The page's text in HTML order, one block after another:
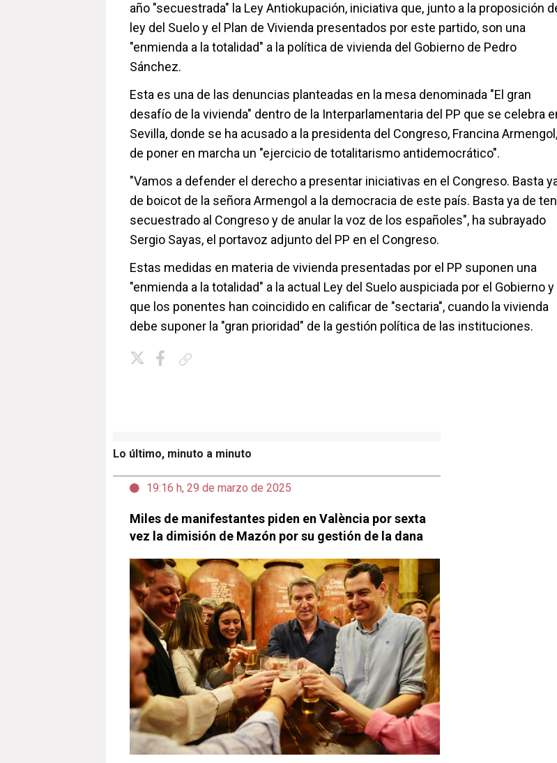
año "secuestrada" la Ley Antiokupación, iniciativa que, junto a la proposición
ley del Suelo y el Plan de Vivienda presentados por este partido, son una
"enmienda a la totalidad" a la política de vivienda del Gobierno de Pedro
Sánchez.
Esta es una de las denuncias planteadas en la mesa denominada "El gran
desafío de la vivienda" dentro de la Interparlamentaria del PP que se celebra
Sevilla, donde se ha acusado a la presidenta del Congreso, Francina Armengol,
de poner en marcha un "ejercicio de totalitarismo antidemocrático".
"Vamos a defender el derecho a presentar iniciativas en el Congreso. Basta
de boicot de la señora Armengol a la democracia de este país. Basta ya de
secuestrado al Congreso y de anular la voz de los españoles", ha subrayado
Sergio Sayas, el portavoz adjunto del PP en el Congreso.
Estas medidas en materia de vivienda presentadas por el PP suponen una
"enmienda a la totalidad" a la actual Ley del Suelo auspiciada por el Gobierno y
que los ponentes han coincidido en calificar de "sectaria", cuando la vivienda
debe suponer la "gran prioridad" de la gestión política de las instituciones.
Lo último, minuto a minuto
19:16 h, 29 de marzo de 2025
Miles de manifestantes piden en València por sexta
vez la dimisión de Mazón por su gestión de la dana